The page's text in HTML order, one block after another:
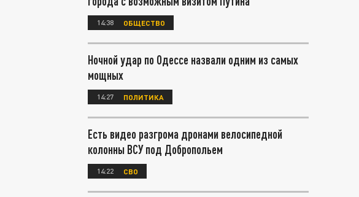
14:38 ОБЩЕСТВО
Ночной удар по Одессе назвали одним из самых
мощных
14:27 ПОЛИТИКА
Есть видео разгрома дронами велосипедной
колонны ВСУ под Добропольем
14:22 СВО